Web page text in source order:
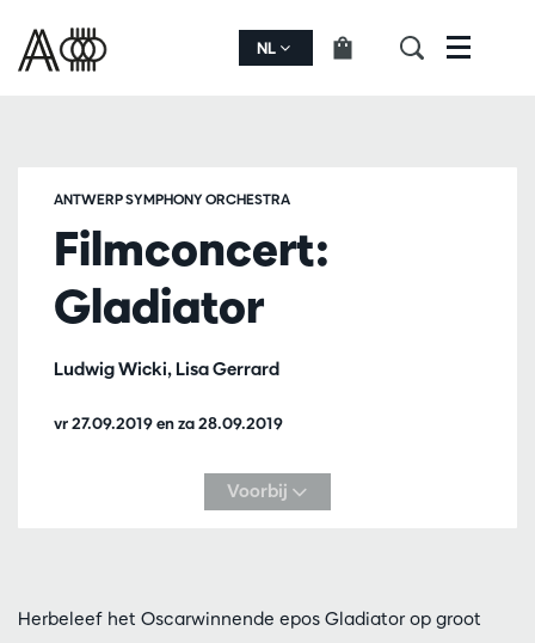
NL Menu
Filmconcert:
Gladiator
Ludwig Wicki, Lisa Gerrard
ANTWERP SYMPHONY ORCHESTRA
vr 27.09.2019enza 28.09.2019
Voorbij
Herbeleef het Oscarwinnende epos Gladiator op groot